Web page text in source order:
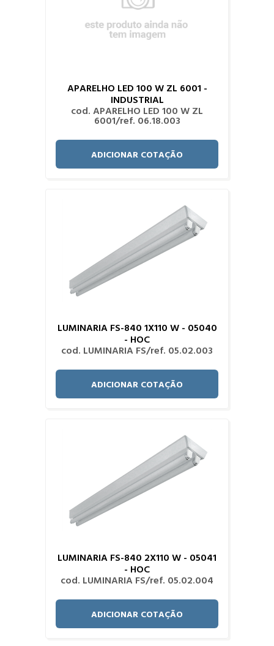
APARELHO LED 100 W ZL 6001 -
INDUSTRIAL
cod. APARELHO LED 100 W ZL
6001/ref. 06.18.003
ADICIONAR COTAÇÃO
LUMINARIA FS-840 1X110 W - 05040
- HOC
cod. LUMINARIA FS/ref. 05.02.003
ADICIONAR COTAÇÃO
LUMINARIA FS-840 2X110 W - 05041
- HOC
cod. LUMINARIA FS/ref. 05.02.004
ADICIONAR COTAÇÃO